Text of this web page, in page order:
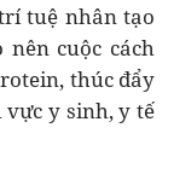
tuệ nhân tạo
cuộc cách
thúc đẩy
y sinh, y tế